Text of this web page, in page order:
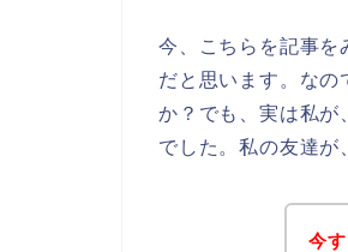
今、こちらを記事を
だと思います。なの
か？でも、実は私が
でした。私の友達が
今